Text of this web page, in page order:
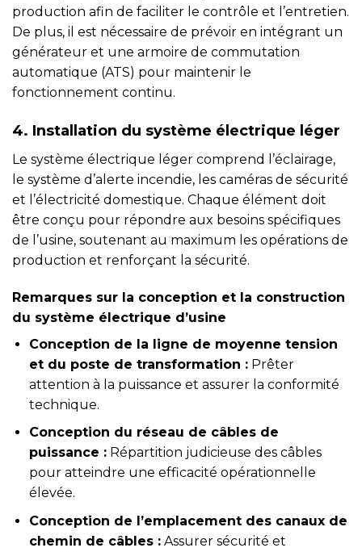
production afin de faciliter le contrôle et l’entretien.
De plus, il est nécessaire de prévoir en intégrant un
générateur et une armoire de commutation
automatique (ATS) pour maintenir le
fonctionnement continu.
4. Installation du système électrique léger
Le système électrique léger comprend l’éclairage,
le système d’alerte incendie, les caméras de sécurité
et l’électricité domestique. Chaque élément doit
être conçu pour répondre aux besoins spécifiques
de l’usine, soutenant au maximum les opérations de
production et renforçant la sécurité.
Remarques sur la conception et la construction
du système électrique d’usine
Conception de la ligne de moyenne tension
et du poste de transformation :Prêter
attention à la puissance et assurer la conformité
technique.
Conception du réseau de câbles de
puissance :Répartition judicieuse des câbles
pour atteindre une efficacité opérationnelle
élevée.
Conception de l’emplacement des canaux de
chemin de câbles :Assurer sécurité et